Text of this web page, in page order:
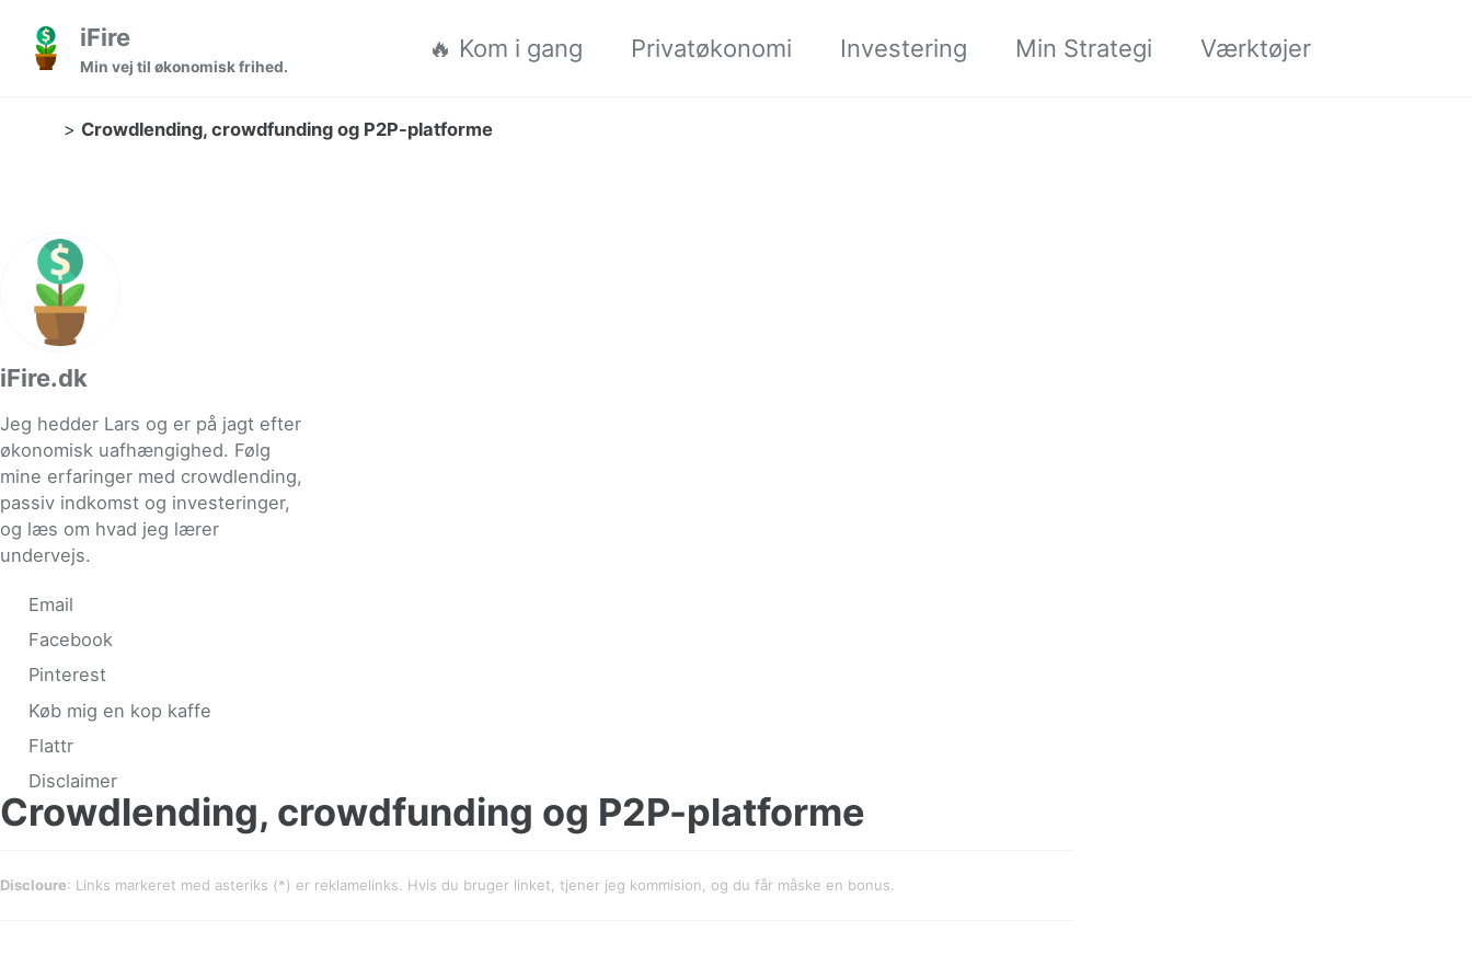
iFire
Min vej til økonomisk frihed.
🔥 Kom i gang Privatøkonomi Investering Min Strategi Værktøjer
> Crowdlending, crowdfunding og P2P-platforme
iFire.dk
Jeg hedder Lars og er på jagt efter
økonomisk uafhængighed. Følg
mine erfaringer med crowdlending,
passiv indkomst og investeringer,
og læs om hvad jeg lærer
undervejs.
Email
Facebook
Pinterest
Køb mig en kop kaffe
Flattr
Disclaimer
Crowdlending, crowdfunding og P2P-platforme
Discloure: Links markeret med asteriks (*) er reklamelinks. Hvis du bruger linket, tjener jeg kommision, og du får måske en bonus.